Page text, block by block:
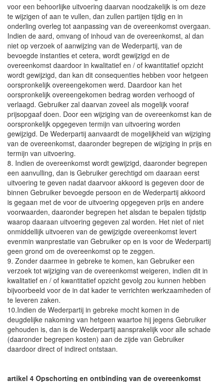
voor een behoorlijke uitvoering daarvan noodzakelijk is om deze
te wijzigen of aan te vullen, dan zullen partijen tijdig en in
onderling overleg tot aanpassing van de overeenkomst overgaan.
Indien de aard, omvang of inhoud van de overeenkomst, al dan
niet op verzoek of aanwijzing van de Wederpartij, van de
bevoegde instanties et cetera, wordt gewijzigd en de
overeenkomst daardoor in kwalitatief en / of kwantitatief opzicht
wordt gewijzigd, dan kan dit consequenties hebben voor hetgeen
oorspronkelijk overeengekomen werd. Daardoor kan het
oorspronkelijk overeengekomen bedrag worden verhoogd of
verlaagd. Gebruiker zal daarvan zoveel als mogelijk vooraf
prijsopgaaf doen. Door een wijziging van de overeenkomst kan de
oorspronkelijk opgegeven termijn van uitvoering worden
gewijzigd. De Wederpartij aanvaardt de mogelijkheid van wijziging
van de overeenkomst, daaronder begrepen de wijziging in prijs en
termijn van uitvoering.
8. Indien de overeenkomst wordt gewijzigd, daaronder begrepen
een aanvulling, dan is Gebruiker gerechtigd om daaraan eerst
uitvoering te geven nadat daarvoor akkoord is gegeven door de
binnen Gebruiker bevoegde persoon en de Wederpartij akkoord
is gegaan met de voor de uitvoering opgegeven prijs en andere
voorwaarden, daaronder begrepen het alsdan te bepalen tijdstip
waarop daaraan uitvoering gegeven zal worden. Het niet of niet
onmiddellijk uitvoeren van de gewijzigde overeenkomst levert
evenmin wanprestatie van Gebruiker op en is voor de Wederpartij
geen grond om de overeenkomst op te zeggen.
9. Zonder daarmee in gebreke te komen, kan Gebruiker een
verzoek tot wijziging van de overeenkomst weigeren, indien dit in
kwalitatief en / of kwantitatief opzicht gevolg zou kunnen hebben
bijvoorbeeld voor de in dat kader te verrichten werkzaamheden of
te leveren zaken.
10.Indien de Wederpartij in gebreke mocht komen in de
deugdelijke nakoming van hetgeen waartoe hij jegens Gebruiker
gehouden is, dan is de Wederpartij aansprakelijk voor alle schade
(daaronder begrepen kosten) aan de zijde van Gebruiker
daardoor direct of indirect ontstaan.
artikel 4 Opschorting en ontbinding van de overeenkomst